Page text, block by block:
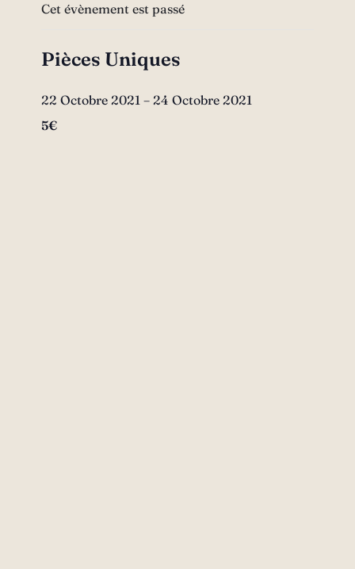
Cet évènement est passé
Pièces Uniques
22 Octobre 2021 – 24 Octobre 2021
5€